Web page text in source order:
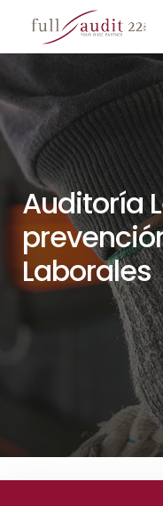
S
i
p
Auditoría
Laborales